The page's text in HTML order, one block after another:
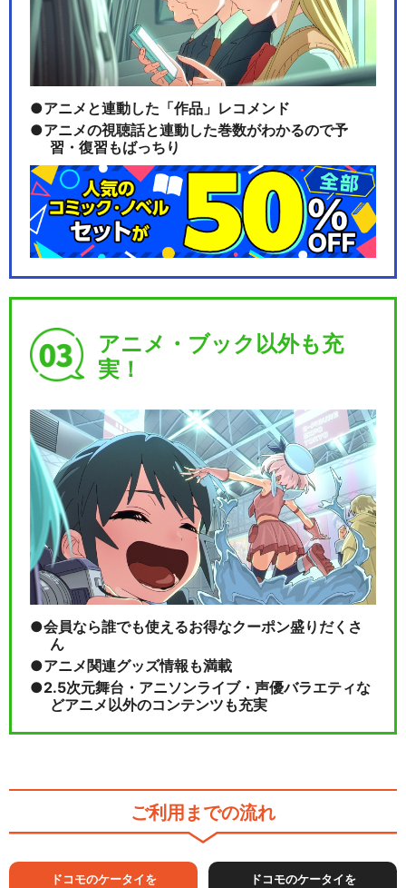
アニメと連動した「作品」レコメンド
アニメの視聴話と連動した巻数がわかるので予
習・復習もばっちり
アニメ・ブック以外も充
実！
会員なら誰でも使えるお得なクーポン盛りだくさ
ん
アニメ関連グッズ情報も満載
2.5次元舞台・アニソンライブ・声優バラエティな
どアニメ以外のコンテンツも充実
ご利用までの流れ
ドコモのケータイを
ドコモのケータイを